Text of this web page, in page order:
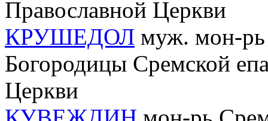
Православной Церкви
КРУШЕДОЛ муж. мон-рь
Богородицы Сремской
Церкви